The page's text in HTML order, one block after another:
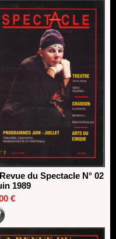
: les lauréats 2026
du Spectacle N° 02
1989
€